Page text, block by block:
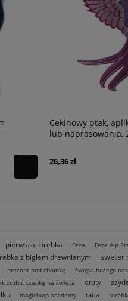
Cekinowy orzeł
przyszycia , 42
52,72 zł
pierwsza torebka Feza Feza Alp
z biglem drewnianym sweter
prezent pod choinkę święta bożego
zrobić czapkę na święta druty
magicloop academy rafia